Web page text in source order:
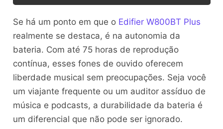
Se há um ponto em que o Edifier W800BT Plus
realmente se destaca, é na autonomia da
bateria. Com até 75 horas de reprodução
contínua, esses fones de ouvido oferecem
liberdade musical sem preocupações. Seja você
um viajante frequente ou um auditor assíduo de
música e podcasts, a durabilidade da bateria é
um diferencial que não pode ser ignorado.